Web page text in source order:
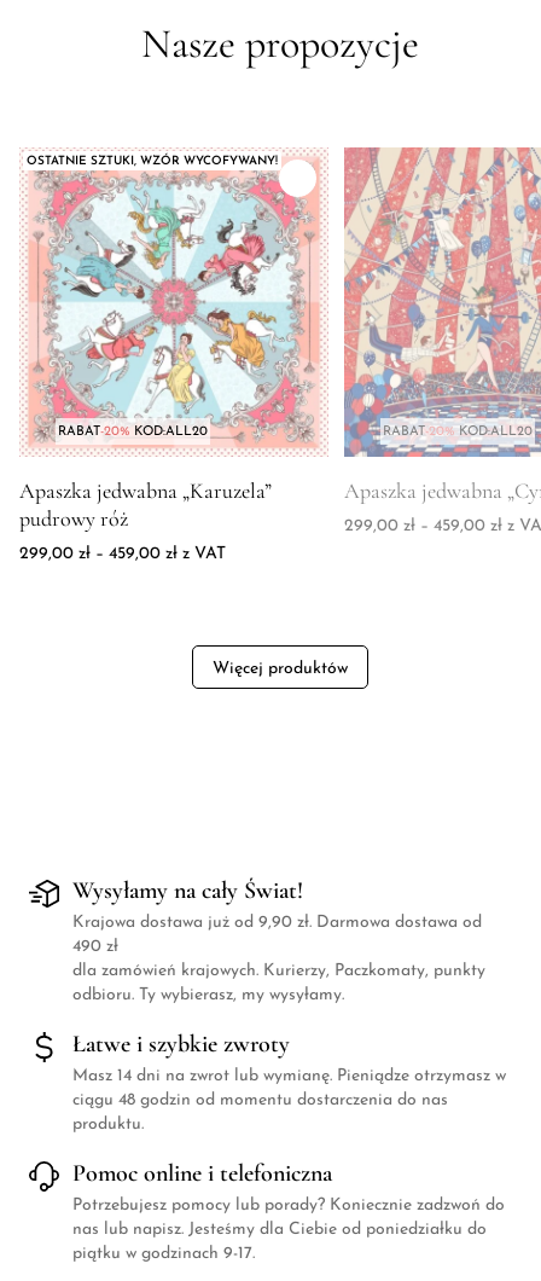
Nasze propozycje
RABAT-20% KOD:ALL20
OSTATNIE SZTUKI, WZÓR WYCOFYWANY!
Apaszka jedwabna „Karuzela”
pudrowy róż
299,00 zł – 459,00 złZakres cen: od 299,00 zł do 459,00 zł
z VAT
RABAT-20% KOD:ALL20
Apaszka jedwabna
299,00 zł – 459,00 zł z
Więcej produktów
Wysyłamy na cały Świat!
Krajowa dostawa już od 9,90 zł. Darmowa dostawa od
490 zł
dla zamówień krajowych. Kurierzy, Paczkomaty, punkty
odbioru. Ty wybierasz, my wysyłamy.
Łatwe i szybkie zwroty
Masz 14 dni na zwrot lub wymianę. Pieniądze otrzymasz w
ciągu 48 godzin od momentu dostarczenia do nas
produktu.
Pomoc online i telefoniczna
Potrzebujesz pomocy lub porady? Koniecznie zadzwoń do
nas lub napisz. Jesteśmy dla Ciebie od poniedziałku do
piątku w godzinach 9-17.